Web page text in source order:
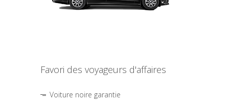
Favori des voyageurs d'affaires
Voiture noire garantie